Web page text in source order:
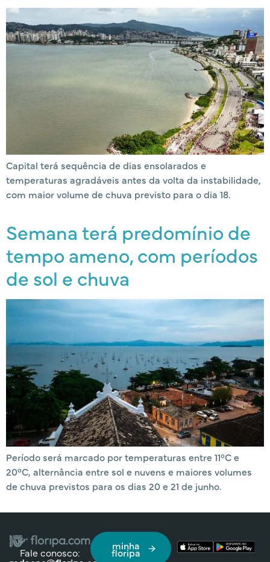
Capital terá sequência de dias ensolarados e
temperaturas agradáveis antes da volta da instabilidade,
com maior volume de chuva previsto para o dia 18.
Semana terá predomínio de
tempo ameno, com períodos
de sol e chuva
Período será marcado por temperaturas entre 11°C e
20°C, alternância entre sol e nuvens e maiores volumes
de chuva previstos para os dias 20 e 21 de junho.
Fale conosco:
minha
floripa